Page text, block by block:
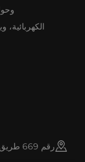
رقم 669 طريق هواشي، قيدونغ، الصين 226200